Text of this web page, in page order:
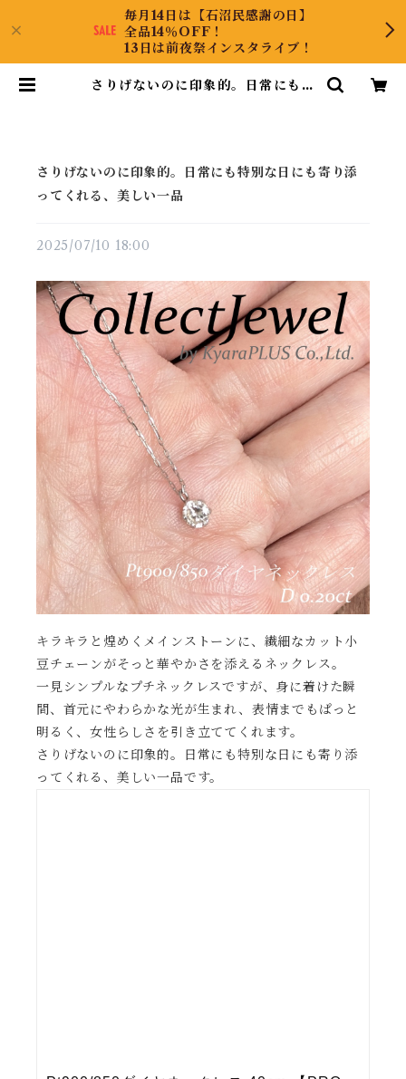
毎月14日は【石沼民感謝の日】
全品14％OFF！
13日は前夜祭インスタライブ！
さりげないのに印象的。日常にも特
さりげないのに印象的。日常にも特別な日にも寄り添
ってくれる、美しい一品
2025/07/10 18:00
キラキラと煌めくメインストーンに、繊細なカット小
豆チェーンがそっと華やかさを添えるネックレス。
一見シンプルなプチネックレスですが、身に着けた瞬
間、首元にやわらかな光が生まれ、表情までもぱっと
明るく、女性らしさを引き立ててくれます。
さりげないのに印象的。日常にも特別な日にも寄り添
ってくれる、美しい一品です。